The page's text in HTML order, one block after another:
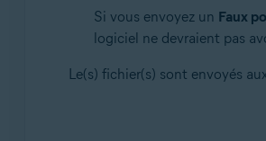
Si vous envoyez un Faux
logiciel ne devraient pas
Le(s) fichier(s) sont envoyés